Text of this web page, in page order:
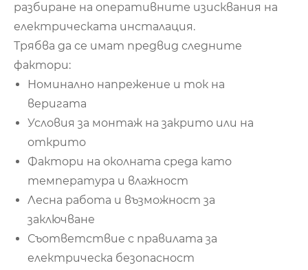
разбиране на оперативните изисквания на
електрическата инсталация.
Трябва да се имат предвид следните
фактори:
Номинално напрежение и ток на
веригата
Условия за монтаж на закрито или на
открито
Фактори на околната среда като
температура и влажност
Лесна работа и възможност за
заключване
Съответствие с правилата за
електрическа безопасност